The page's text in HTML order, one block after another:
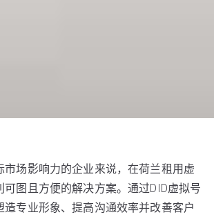
市场影响力的企业来说，在荷兰租用虚
可图且方便的解决方案。通过DID虚拟号
造专业形象、提高沟通效率并改善客户